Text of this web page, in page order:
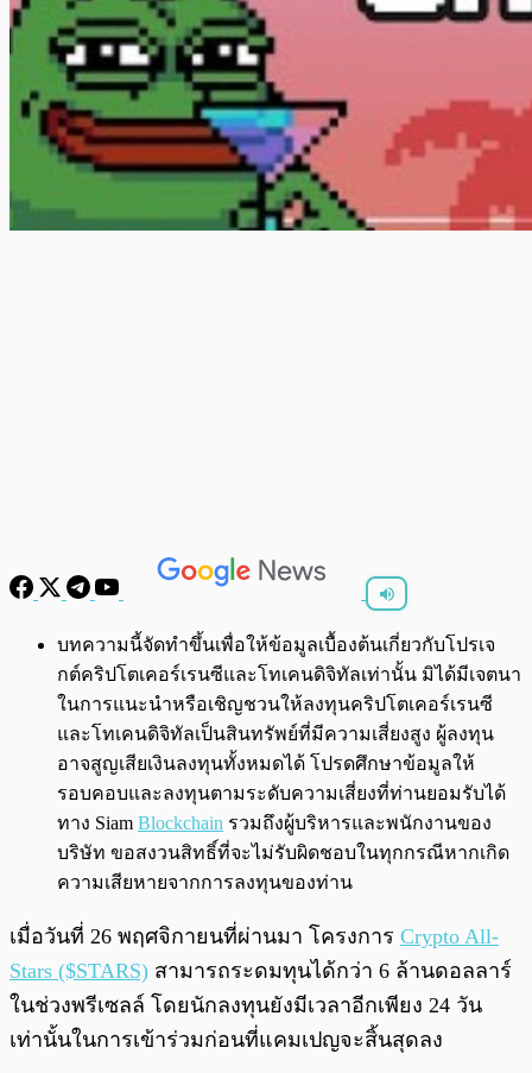
พร้อมเล่น 0:00/0:00
บทความนี้จัดทำขึ้นเพื่อให้ข้อมูลเบื้องต้นเกี่ยวกับโปรเจ
กต์คริปโตเคอร์เรนซีและโทเคนดิจิทัลเท่านั้น มิได้มีเจตนา
ในการแนะนำหรือเชิญชวนให้ลงทุนคริปโตเคอร์เรนซี
และโทเคนดิจิทัลเป็นสินทรัพย์ที่มีความเสี่ยงสูง ผู้ลงทุน
อาจสูญเสียเงินลงทุนทั้งหมดได้ โปรดศึกษาข้อมูลให้
รอบคอบและลงทุนตามระดับความเสี่ยงที่ท่านยอมรับได้
ทาง Siam Blockchain รวมถึงผู้บริหารและพนักงานของ
บริษัท ขอสงวนสิทธิ์ที่จะไม่รับผิดชอบในทุกกรณีหากเกิด
ความเสียหายจากการลงทุนของท่าน
เมื่อวันที่ 26 พฤศจิกายนที่ผ่านมา โครงการ Crypto All-
Stars ($STARS) สามารถระดมทุนได้กว่า 6 ล้านดอลลาร์
ในช่วงพรีเซลล์ โดยนักลงทุนยังมีเวลาอีกเพียง 24 วัน
เท่านั้นในการเข้าร่วมก่อนที่แคมเปญจะสิ้นสุดลง